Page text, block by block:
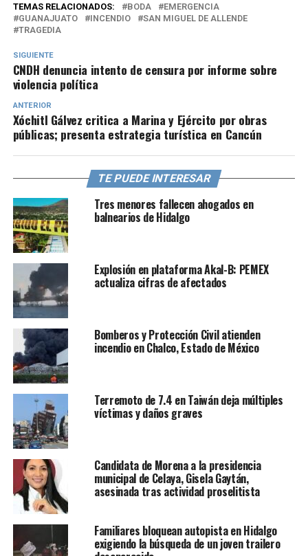
TEMAS RELACIONADOS: BODA
EMERGENCIA
GUANAJUATO
INCENDIO
SAN MIGUEL DE ALLENDE
TRAGEDIA
SIGUIENTE
CNDH denuncia intento de censura por informe sobre
violencia política
ANTERIOR
Xóchitl Gálvez critica a Marina y Ejército por obras
públicas; presenta estrategia turística en Cancún
TE PUEDE INTERESAR
Tres menores fallecen ahogados en
balnearios de Hidalgo
Explosión en plataforma Akal-B: PEMEX
actualiza cifras de afectados
Bomberos y Protección Civil atienden
incendio en Chalco, Estado de México
Terremoto de 7.4 en Taiwán deja múltiples
víctimas y daños graves
Candidata de Morena a la presidencia
municipal de Celaya, Gisela Gaytán,
asesinada tras actividad proselitista
Familiares bloquean autopista en Hidalgo
exigiendo la búsqueda de un joven trailero